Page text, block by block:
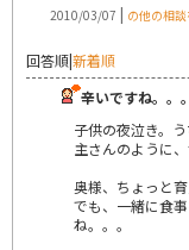
2010/03/07 | の他の相
回答順|新着順
辛いですね。。。
子供の夜泣き。
主さんのように
奥様、ちょっと
でも、一緒に食
ね。。。